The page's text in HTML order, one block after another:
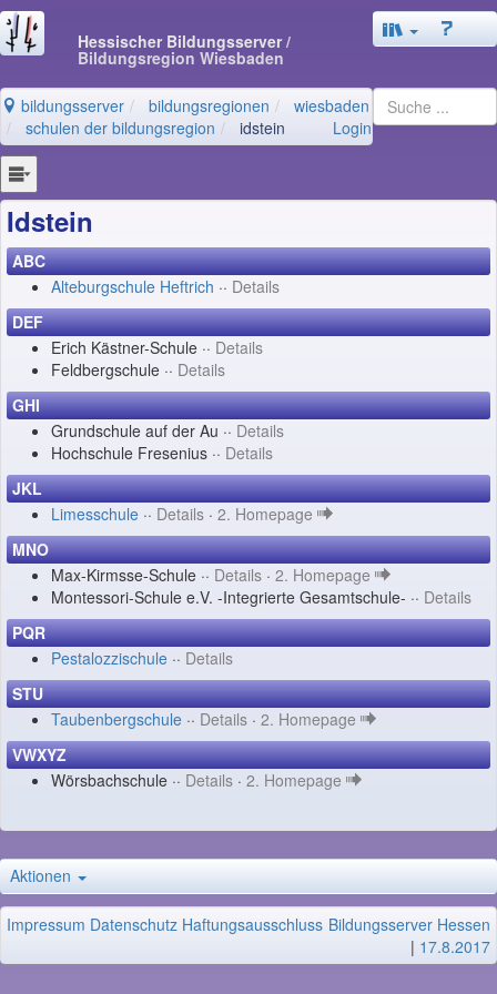
Hessischer Bildungsserver/
Bildungsregion Wiesbaden
bildungsserver bildungsregionen
wiesbaden
schulen der bildungsregion
idstein Login
Idstein
ABC
Alteburgschule Heftrich ·· Details
DEF
Erich Kästner-Schule ·· Details
Feldbergschule ·· Details
GHI
Grundschule auf der Au ·· Details
Hochschule Fresenius ·· Details
JKL
Limesschule ·· Details · 2. Homepage
MNO
Max-Kirmsse-Schule ·· Details · 2. Homepage
Montessori-Schule e.V. -Integrierte Gesamtschule- ·· Details
PQR
Pestalozzischule ·· Details
STU
Taubenbergschule ·· Details · 2. Homepage
VWXYZ
Wörsbachschule ·· Details · 2. Homepage
Aktionen
Impressum Datenschutz Haftungsausschluss Bildungsserver Hessen
| 17.8.2017